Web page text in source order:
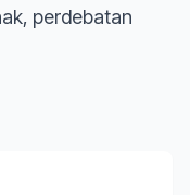
perdebatan